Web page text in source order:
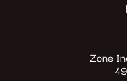
Zone